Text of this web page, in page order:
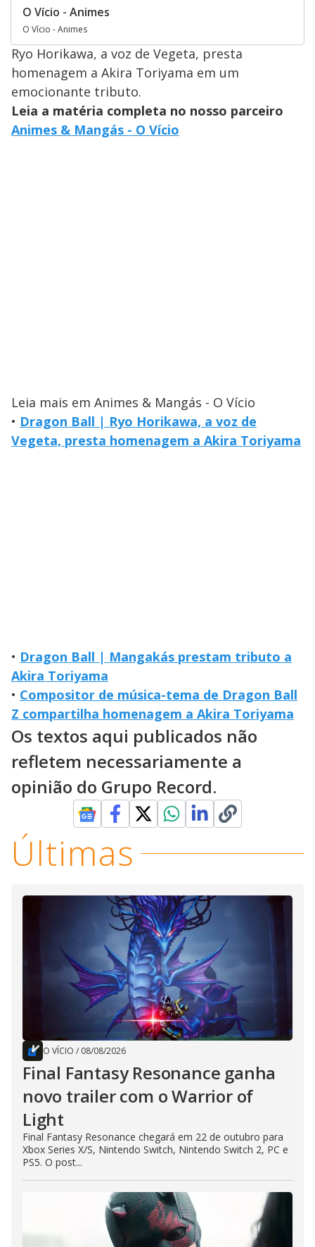
O Vício - Animes
O Vício - Animes
Ryo Horikawa, a voz de Vegeta, presta
homenagem a Akira Toriyama em um
emocionante tributo.
Leia a matéria completa no nosso parceiro
Animes & Mangás - O Vício
Leia mais em Animes & Mangás - O Vício
• Dragon Ball | Ryo Horikawa, a voz de
Vegeta, presta homenagem a Akira Toriyama
• Dragon Ball | Mangakás prestam tributo a
Akira Toriyama
• Compositor de música-tema de Dragon Ball
Z compartilha homenagem a Akira Toriyama
Os textos aqui publicados não
refletem necessariamente a
opinião do Grupo Record.
Últimas
O VÍCIO / 08/08/2026
Final Fantasy Resonance ganha
novo trailer com o Warrior of
Light
Final Fantasy Resonance chegará em 22 de outubro para
Xbox Series X/S, Nintendo Switch, Nintendo Switch 2, PC e
PS5. O post...